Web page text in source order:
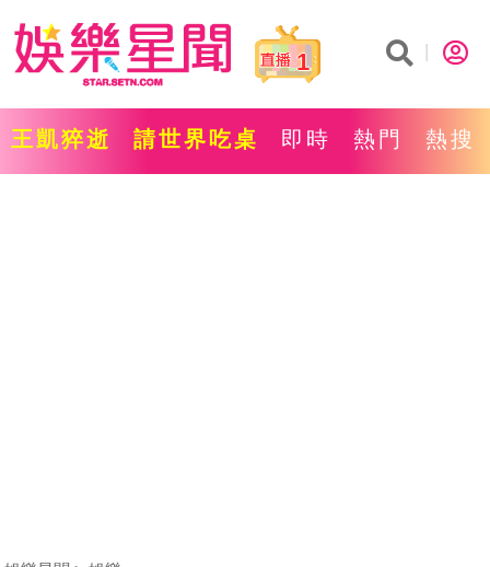
1
王凱猝逝 請世界吃桌 即時 熱門 熱搜